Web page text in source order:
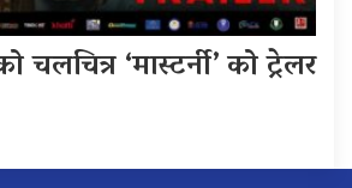
चलचित्र ‘मास्टर्नी’ को ट्रेलर